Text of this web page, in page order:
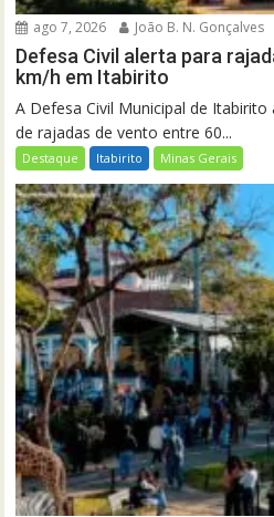
ago 7, 2026 João B. N. Gonçalves
Defesa Civil alerta para
km/h em Itabirito
A Defesa Civil Municipal de
de rajadas de vento entre 60...
Destaque Itabirito Minas Gerais